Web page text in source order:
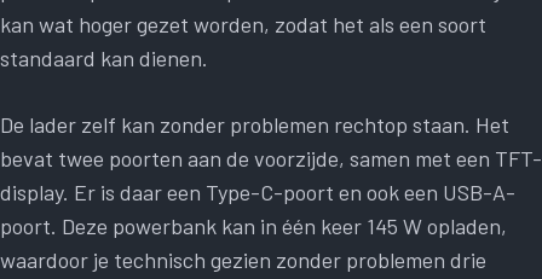
kan wat hoger gezet worden, zodat het als een soort
standaard kan dienen.
De lader zelf kan zonder problemen rechtop staan. Het
bevat twee poorten aan de voorzijde, samen met een TFT-
display. Er is daar een Type-C-poort en ook een USB-A-
poort. Deze powerbank kan in één keer 145 W opladen,
waardoor je technisch gezien zonder problemen drie